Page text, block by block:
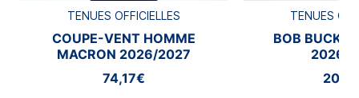
TENUES OFFICIELLES
COUPE-VENT HOMME
MACRON 2026/2027
74,17€
TENUES
BOB
2026/